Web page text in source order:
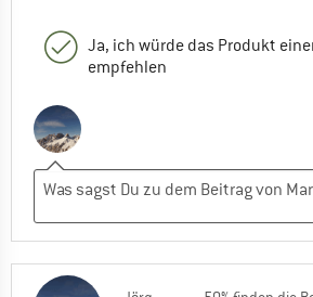
Ja, ich würde das Produkt
empfehlen